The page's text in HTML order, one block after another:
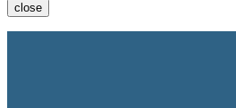
close